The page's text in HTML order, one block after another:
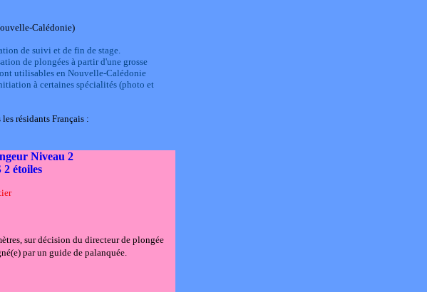
Calédonie)
de suivi et de fin de stage.
de plongées à partir d'une grosse
utilisables en Nouvelle-Calédonie
à certaines spécialités (photo et
résidants Français :
Niveau 2
étoiles
sur décision du directeur de plongée
par un guide de palanquée.